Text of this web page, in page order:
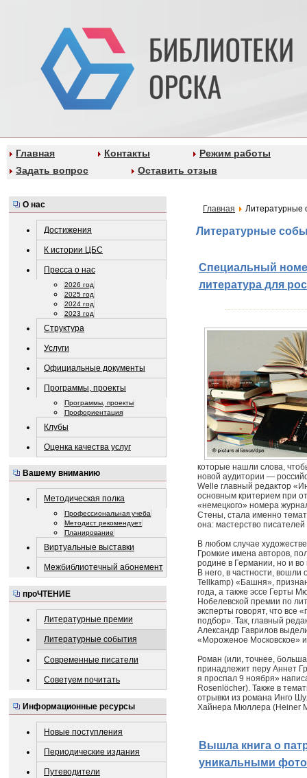
Главная Контакты
Режим работы
Задать вопрос
Оставить отзыв
О нас
Достижения
К истории ЦБС
Пресса о нас
2026 год
2025 год
2024 год
2023 год
Структура
Услуги
Официальные документы
Программы, проекты
Программы, проекты
Профориентация
Клубы
Оценка качества услуг
Вашему вниманию
Методическая полка
Профессиональная учеба
Методист рекомендует
Планирование
Виртуальные выставки
Межбиблиотечный абонемент
проЧТЕНИЕ
Литературные премии
Литературные события
Современные писатели
Советуем почитать
Информационные ресурсы
Новые поступления
Периодические издания
Путеводители
Главная Литературные
Литературные
Специальный
литература для
которые нашли слова,
новой аудитории —
Welle главный редактор
основным критерием при
«немецкого» номера
Стены, стала именно
она: мастерство
В любом случае
Громкие имена авторов,
родине в Германии, но и
В него, в частности,
Tellkamp) «Башня»,
года, а также эссе Герты
Нобелевской премии по
эксперты говорят, что все
подбор». Так, главный
Александр Гаврилов
«Мороженое Московское»
Роман (или, точнее,
принадлежит перу Аннет
я проспал 9 ноября»
Rosenlöcher). Также в
отрывки из романа Инго
Хайнера Мюллера (Heiner
Вышла книга о
уникальными